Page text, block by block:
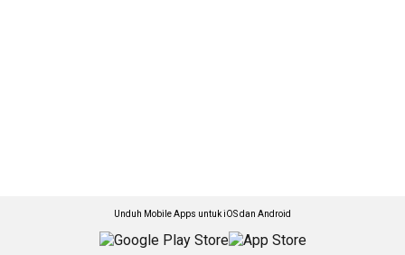
Unduh Mobile Apps untuk iOS dan Android